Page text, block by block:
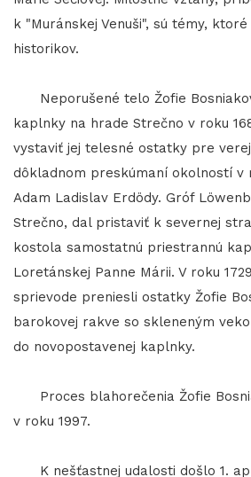
k "Muránskej Venuši", sú témy,
historikov.
Neporušené telo Žofie
kaplnky na hrade Strečno v roku
vystaviť jej telesné ostatky pre
dôkladnom preskúmaní okolností v
Adam Ladislav Erdödy. Gróf
Strečno, dal pristaviť k severnej
kostola samostatnú priestrannú
Loretánskej Panne Márii. V roku
sprievode preniesli ostatky Žofie
barokovej rakve so skleneným
do novopostavenej kaplnky.
Proces blahorečenia Žofie
v roku 1997.
K nešťastnej udalosti došlo 1.